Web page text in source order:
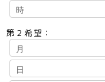
第２希望：